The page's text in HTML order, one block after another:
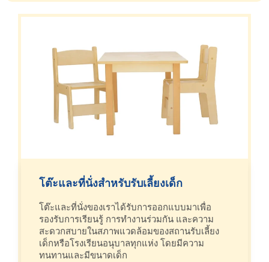
โต๊ะและที่นั่งสำหรับรับเลี้ยงเด็ก
โต๊ะและที่นั่งของเราได้รับการออกแบบมาเพื่อ
รองรับการเรียนรู้ การทำงานร่วมกัน และความ
สะดวกสบายในสภาพแวดล้อมของสถานรับเลี้ยง
เด็กหรือโรงเรียนอนุบาลทุกแห่ง โดยมีความ
ทนทานและมีขนาดเด็ก